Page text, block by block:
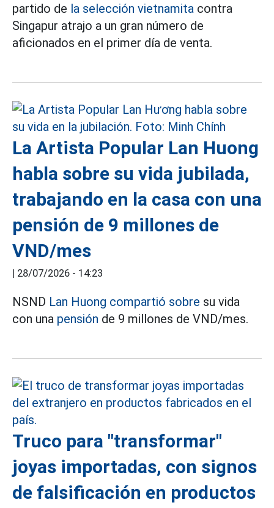
partido de la selección vietnamita contra
Singapur atrajo a un gran número de
aficionados en el primer día de venta.
La Artista Popular Lan Huong
habla sobre su vida jubilada,
trabajando en la casa con una
pensión de 9 millones de
VND/mes
| 28/07/2026 - 14:23
NSND Lan Huong compartió sobre su vida
con una pensión de 9 millones de VND/mes.
Truco para "transformar"
joyas importadas, con signos
de falsificación en productos